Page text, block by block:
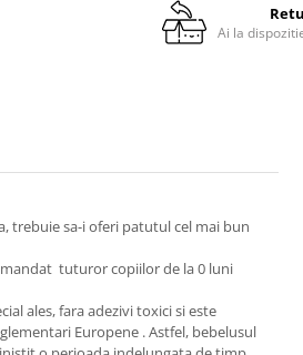
Ai la
trebuie sa-i oferi patutul cel mai bun
tuturor copiilor de la 0 luni
ales, fara adezivi toxici si este
Europene . Astfel, bebelusul